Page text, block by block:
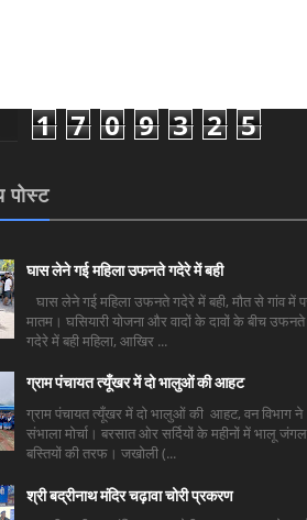
1 7 0 9 3 2 5
पोस्ट
घास लेने गई महिला उफनते गदेरे में बही
घास लेने गई महिला उफनते गदेरे में बही, मौत से गांव में
मातम। घसियारी योजना और वादों के दावों के बीच उफनते
गदेरे में बही महिला, आखिर ...
ग्राम पंचायत त्यूँखर में दो भालुओं की आहट
ग्राम पंचायत त्यूँखर में दो भालुओं की आहट, वन विभाग ने
संभाला मोर्चा। बरसात ओर सर्दियों के महीनों में भालू
बस्तियों की तरफ। जखोली (...
श्री बद्रीनाथ मंदिर चढ़ावा चोरी प्रकरण